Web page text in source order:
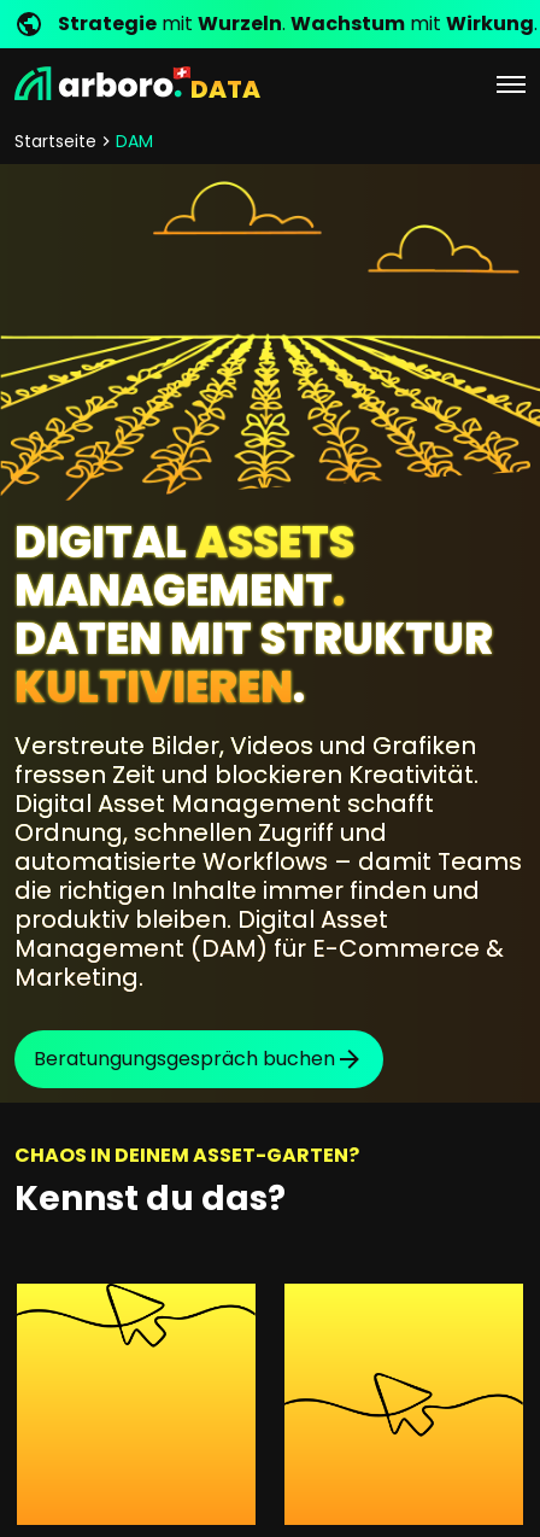
Strategie mit Wurzeln. Wachstum mit Wirkung.
DATA
Startseite DAM
DIGITALASSETS
MANAGEMENT.
DATEN MIT STRUKTUR
KULTIVIEREN.
Verstreute Bilder, Videos und Grafiken
fressen Zeit und blockieren Kreativität.
Digital Asset Management schafft
Ordnung, schnellen Zugriff und
automatisierte Workflows – damit Teams
die richtigen Inhalte immer finden und
produktiv bleiben. Digital Asset
Management (DAM) für E-Commerce &
Marketing.
Beratungungsgespräch buchen
CHAOS IN DEINEM ASSET-GARTEN?
Kennst du das?